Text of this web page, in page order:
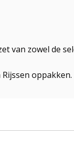
van zowel de
oppakken.